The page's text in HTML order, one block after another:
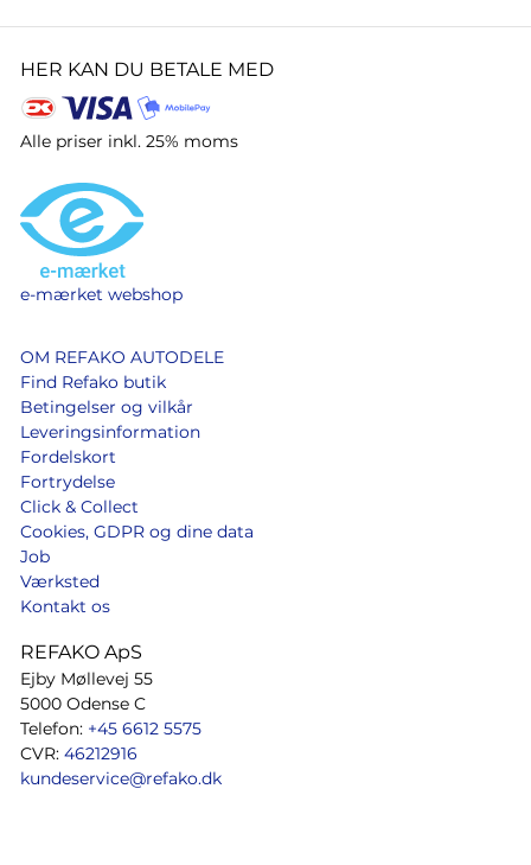
HER KAN DU BETALE MED
Alle priser inkl. 25% moms
e-mærket webshop
OM REFAKO AUTODELE
Find Refako butik
Betingelser og vilkår
Leveringsinformation
Fordelskort
Fortrydelse
Click & Collect
Cookies, GDPR og dine data
Job
Værksted
Kontakt os
REFAKO ApS
Ejby Møllevej 55
5000 Odense C
Telefon: +45 6612 5575
CVR: 46212916
kundeservice@refako.dk